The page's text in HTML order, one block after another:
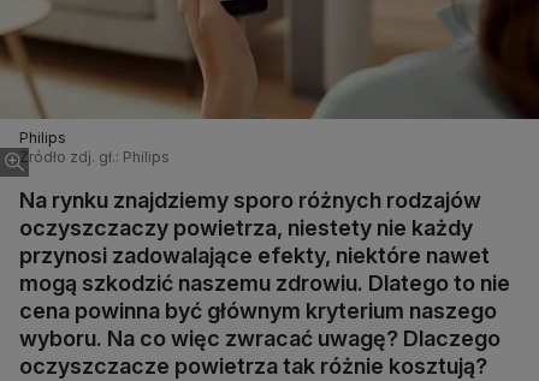
Philips
Źródło zdj. gł.: Philips
Na rynku znajdziemy sporo różnych rodzajów
oczyszczaczy powietrza, niestety nie każdy
przynosi zadowalające efekty, niektóre nawet
mogą szkodzić naszemu zdrowiu. Dlatego to nie
cena powinna być głównym kryterium naszego
wyboru. Na co więc zwracać uwagę? Dlaczego
oczyszczacze powietrza tak różnie kosztują?